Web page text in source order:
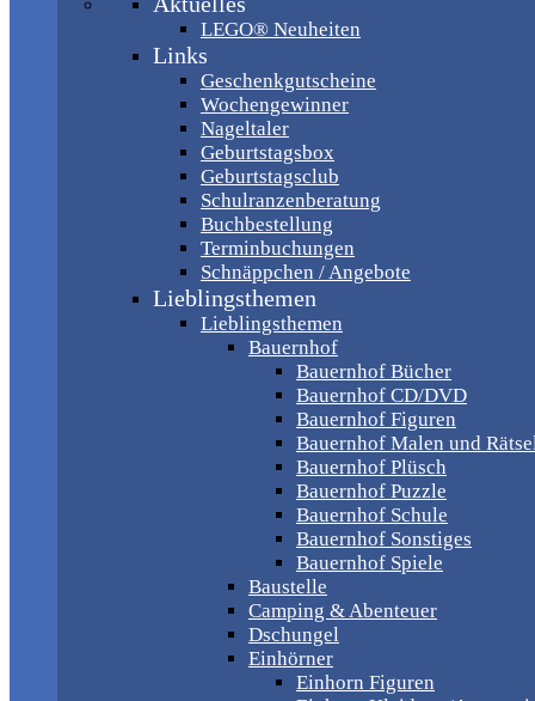
LEGO® Neuheiten
Links
Geschenkgutscheine
Wochengewinner
Nageltaler
Geburtstagsbox
Geburtstagsclub
Schulranzenberatung
Buchbestellung
Terminbuchungen
Schnäppchen / Angebote
Lieblingsthemen
Lieblingsthemen
Bauernhof
Bauernhof Bücher
Bauernhof CD/DVD
Bauernhof Figuren
Bauernhof Malen und
Bauernhof Plüsch
Bauernhof Puzzle
Bauernhof Schule
Bauernhof Sonstiges
Bauernhof Spiele
Baustelle
Camping & Abenteuer
Dschungel
Einhörner
Einhorn Figuren